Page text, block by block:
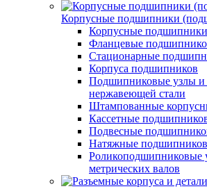
Корпусные подшипники
Корпусные подшипники
Фланцевые
Стационарные
Корпуса подшипников
Подшипниковые узлы и
нержавеющей стали
Штампованные
Кассетные
Подвесные
Натяжные
Роликоподшипниковые
метрических валов